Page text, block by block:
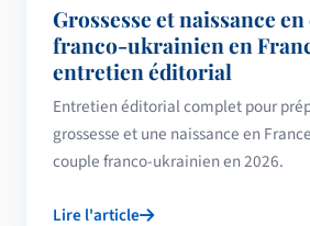
Grossesse et naissance
franco-ukrainien en
entretien éditorial
Entretien éditorial complet pour
grossesse et une naissance en
couple franco-ukrainien en 2026.
Lire l'article